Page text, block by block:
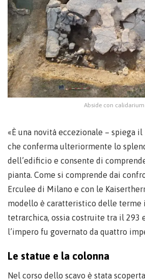
Abside con calidarium
«È una novità eccezionale – spiega il
che conferma ulteriormente lo
dell’edificio e consente di
pianta. Come si comprende dai
Erculee di Milano e con le
modello è caratteristico delle terme
tetrarchica, ossia costruite tra il 293
l’impero fu governato da quattro
Le statue e la colonna
Nel corso dello scavo è stata